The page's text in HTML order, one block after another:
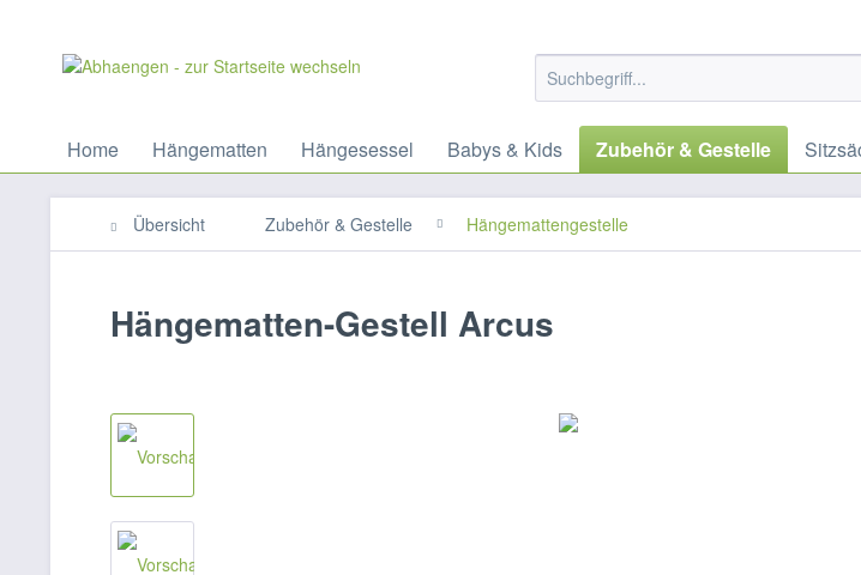
Home Hängematten Hängesessel Babys & Kids Zubehör & Gestelle
Übersicht Zubehör & Gestelle Hängemattengestelle
Hängematten-Gestell Arcus